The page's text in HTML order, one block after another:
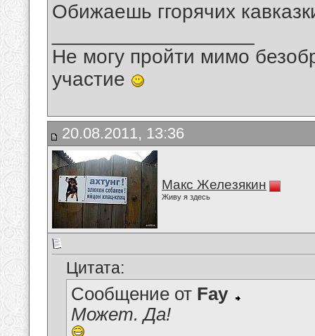
Обижаешь ггорячих
Не могу пройти мимо
участие
20.08.2011, 13:36
Макс Железякин
Живу я здесь
Цитата:
Сообщение от Fay
Может. Да!